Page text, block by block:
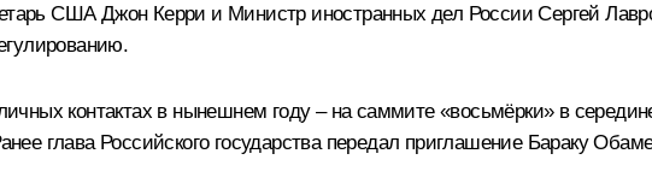
США Джон Керри и Министр иностранных дел РоссииСергей
контактах в нынешнем году – на саммите «восьмёрки» в
глава Российского государства передал приглашение Бараку